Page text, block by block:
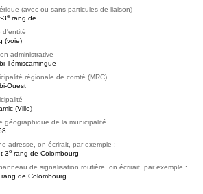
(avec ou sans particules de liaison)
3e rang de
d'entité
(voie)
administrative
Témiscamingue
régionale de comté (MRC)
Ouest
(Ville)
géographique de la municipalité
adresse, on écrirait, par exemple :
3e rang de Colombourg
de signalisation routière, on écrirait, par exemple :
rang de Colombourg